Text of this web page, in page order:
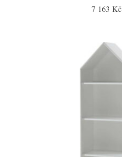
7 163 Kč